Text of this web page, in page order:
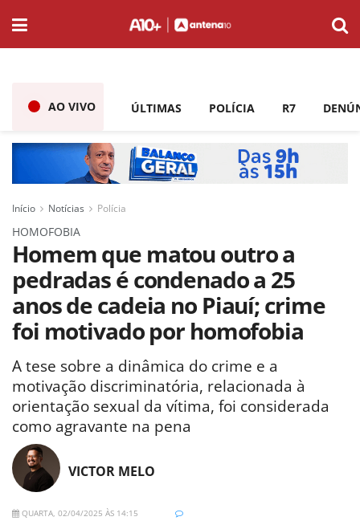
AO VIVO ÚLTIMAS POLÍCIA R7
Início Notícias Polícia
HOMOFOBIA
Homem que matou outro a
pedradas é condenado a 25
anos de cadeia no Piauí; crime
foi motivado por homofobia
A tese sobre a dinâmica do crime e a
motivação discriminatória, relacionada à
orientação sexual da vítima, foi considerada
como agravante na pena
VICTOR MELO
QUARTA, 02/04/2025 ÀS 14:15